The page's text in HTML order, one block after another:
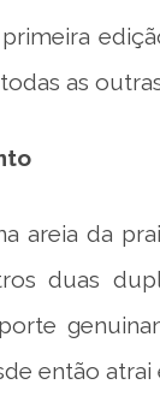
as
areia da
duas
então